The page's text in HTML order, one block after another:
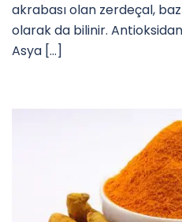
akrabası olan zerdeçal,
olarak da bilinir.
Asya […]